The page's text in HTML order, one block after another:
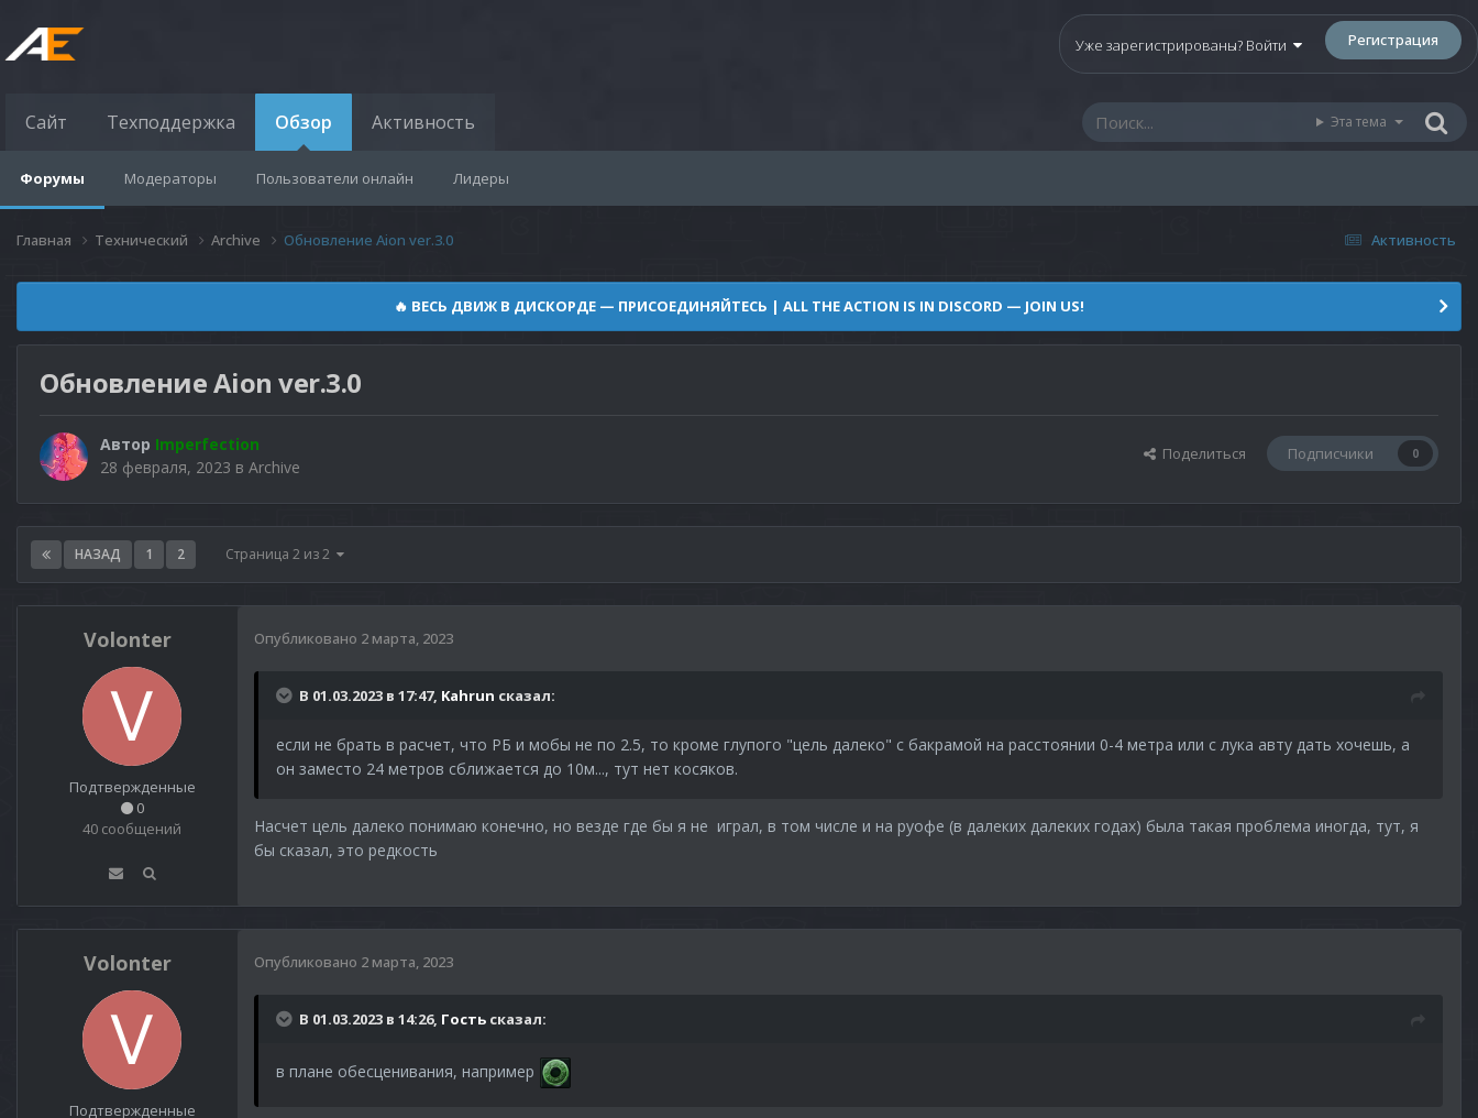
Уже зарегистрированы? Войти Регистрация
Сайт Техподдержка Обзор
Форумы Модераторы Пользователи онлайн Лидеры
Активность Эта тема
Активность
Главная Технический Archive Обновление Aion ver.3.0
🔥 ВЕСЬ ДВИЖ В ДИСКОРДЕ — ПРИСОЕДИНЯЙТЕСЬ | ALL THE ACTION IS IN DISCORD — JOIN US!
Обновление Aion ver.3.0
Автор Imperfection
28 февраля, 2023 в Archive
Поделиться Подписчики 0
НАЗАД 1 2 Страница 2 из 2
Volonter
Подтвержденные
0
40 сообщений
Опубликовано 2 марта, 2023
В 01.03.2023 в 17:47, Kahrun сказал:
если не брать в расчет, что РБ и мобы не по 2.5, то кроме глупого "цель далеко" с бакрамой на расстоянии 0-4 метра или с лука авту дать хочешь, а
он заместо 24 метров сближается до 10м..., тут нет косяков.
Насчет цель далеко понимаю конечно, но везде где бы я не играл, в том числе и на руофе (в далеких далеких годах) была такая проблема иногда, тут, я
бы сказал, это редкость
Volonter
Подтвержденные
Опубликовано 2 марта, 2023
В 01.03.2023 в 14:26, Гость сказал:
в плане обесценивания, например